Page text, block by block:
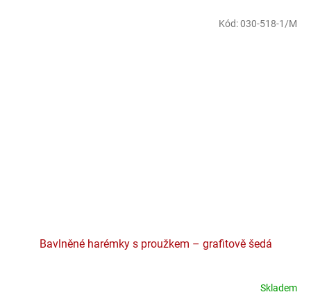
Bavlněné harémky s proužkem – grafitově šedá
Skladem
Kód:030-518-1/M